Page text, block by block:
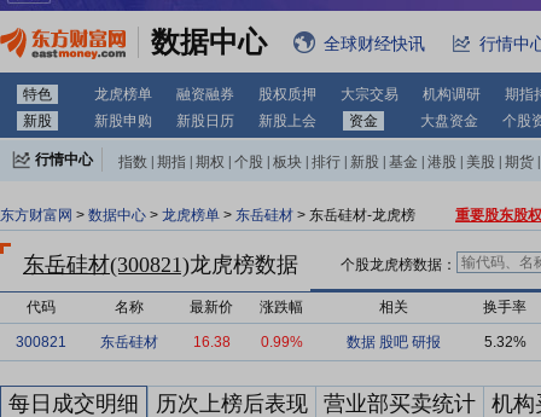
数据中心 全球财经快讯 行情中
特色 龙虎榜单 融资融券 股权质押 大宗交易 机构调研
期指
新股
新股申购 新股日历 新股上会 资金 大盘资金 个股
行情中心 指数 期指 期权 个股 板块 排行 新股 基金 港股 美股 期货
东方财富网 > 数据中心 > 龙虎榜单 > 东岳硅材 > 东岳硅材-龙虎榜 重要股东股
东岳硅材(300821)龙虎榜数据 个股龙虎榜数据：
代码 名称 最新价 涨跌幅 相关 换手率
300821 东岳硅材 16.38 0.99% 数据 股吧 研报 5.32%
每日成交明细 历次上榜后表现 营业部买卖统计 机构